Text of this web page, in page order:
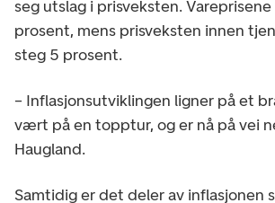
seg utslag i prisveksten.
prosent, mens prisveksten innen
steg 5 prosent.
– Inflasjonsutviklingen ligner på et
vært på en topptur, og er nå på vei
Haugland.
Samtidig er det deler av inflasjonen